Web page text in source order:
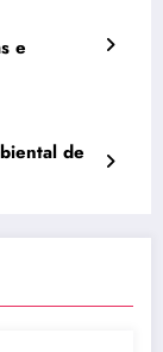
e
de